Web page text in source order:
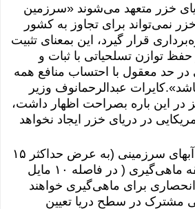
خزر متعهد می‌شوند «سرزمین
نمی‌تواند برای تجاوز به کشور
قرار گیرد، این بمعنای تثبیت
توازن تسلحیاتی با ثبات و
حد معقول با احتساب منافع همه
کایرات عبدالرحمانوف وزیر
در این باره بصراحت اظهار داشت،
در دریای خزر ایجاد نخواهد
حدود آبهای داخلی، آبهای سرزمینی (به عرض حداکثر ١۵
مایل دریایی)، منطقه ماهی‌گیری ( در فاصله ١٠ مایل
برای ماهی‌گیری خواهند
مشترک در سطح دریا تعیین